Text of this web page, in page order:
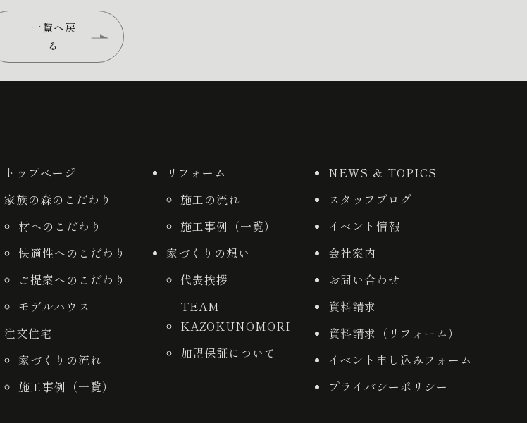
一覧へ戻
る
トップページ
家族の森のこだわり
材へのこだわり
快適性へのこだわり
ご提案へのこだわり
モデルハウス
注文住宅
家づくりの流れ
施工事例（一覧）
リフォーム
施工の流れ
施工事例（一覧）
家づくりの想い
代表挨拶
TEAM
KAZOKUNOMORI
加盟保証について
NEWS ＆ TOPICS
スタッフブログ
イベント情報
会社案内
お問い合わせ
資料請求
資料請求（リフォーム）
イベント申し込みフォーム
プライバシーポリシー